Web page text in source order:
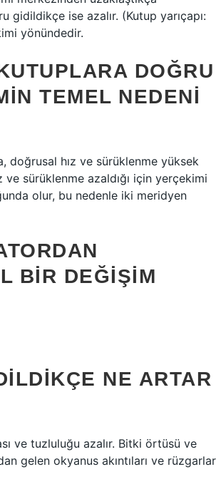
ise azalır. (Kutup yarıçapı:
yönündedir.
DOĞRU
TEMEL NEDENI
doğrusal hız ve sürüklenme yüksek
sürüklenme azaldığı için yerçekimi
olur, bu nedenle iki meridyen
BIR DEĞIŞIM
NE ARTAR
ve tuzluluğu azalır. Bitki örtüsü ve
gelen okyanus akıntıları ve rüzgarlar